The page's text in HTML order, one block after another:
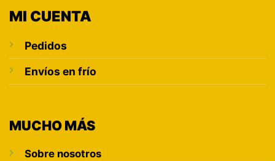
MI CUENTA
Pedidos
Envíos en frío
MUCHO MÁS
Sobre nosotros